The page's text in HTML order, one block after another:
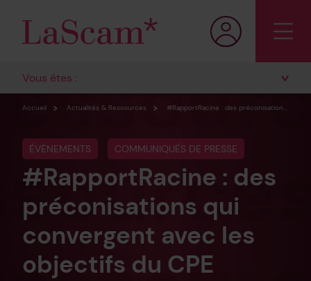
Vous êtes :
Accueil Actualités & Ressources #RapportRacine : des préconisations qui convergent avec les objectifs du CPE
ÉVÈNEMENTS COMMUNIQUÉS DE PRESSE
#RapportRacine : des
préconisations qui
convergent avec les
objectifs du CPE